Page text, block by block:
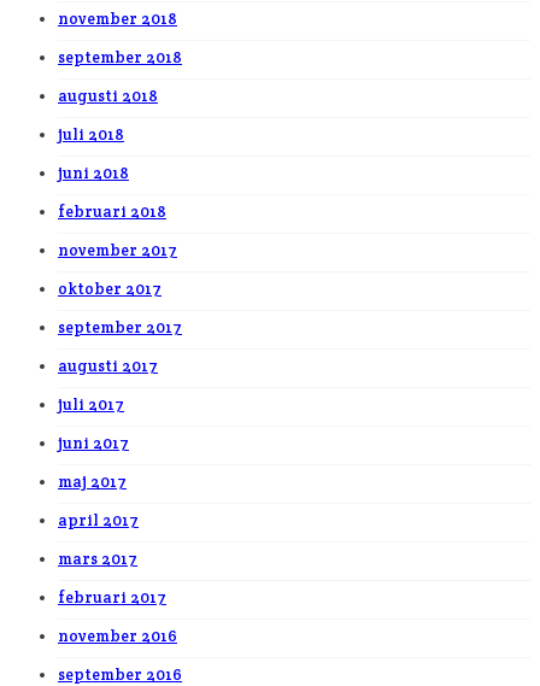
november 2018
september 2018
augusti 2018
juli 2018
juni 2018
februari 2018
november 2017
oktober 2017
september 2017
augusti 2017
juli 2017
juni 2017
maj 2017
april 2017
mars 2017
februari 2017
november 2016
september 2016